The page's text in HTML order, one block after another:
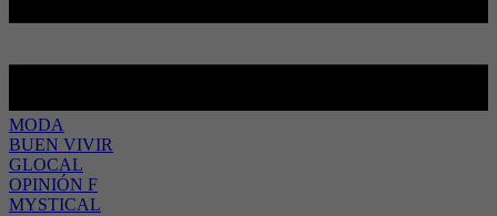
MODA
BUEN VIVIR
GLOCAL
OPINIÓN F
MYSTICAL